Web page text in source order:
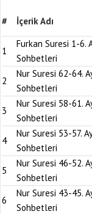
# İçerik Adı
1
Furkan Suresi 1-6.
Sohbetleri
2
Nur Suresi 62-64.
Sohbetleri
3
Nur Suresi 58-61.
Sohbetleri
4
Nur Suresi 53-57.
Sohbetleri
5
Nur Suresi 46-52.
Sohbetleri
6
Nur Suresi 43-45.
Sohbetleri